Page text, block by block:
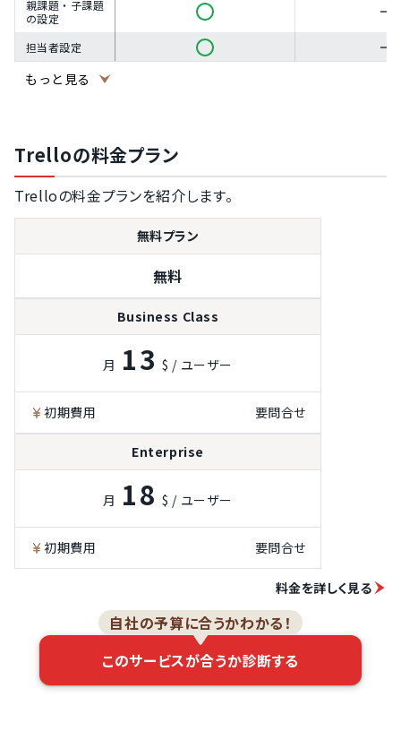
親課題・子課題
の設定
担当者設定
タスクの優先度
設定
タスクの進捗ス
テータス設定
期日や工数超過
機能
アクセス権限管
理機能
ファイル共有機
もっと見る
Trelloの料金プラン
Trelloの料金プランを紹介します。
無料プラン
無料
Business Class
月 13 $ / ユーザー
初期費用 要問合せ
Enterprise
月 18 $ / ユーザー
初期費用 要問合せ
料金を詳しく見る
自社の予算に合うかわかる！
このサービスが合うか診断する